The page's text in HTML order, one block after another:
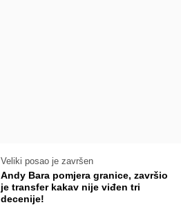
Veliki posao je završen
Andy Bara pomjera granice, završio
je transfer kakav nije viđen tri
decenije!